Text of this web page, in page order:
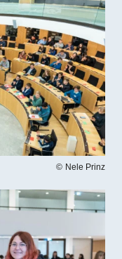
Nele Prinz